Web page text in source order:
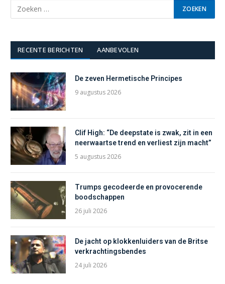
RECENTE BERICHTEN AANBEVOLEN
De zeven Hermetische Principes
9 augustus 2026
Clif High: “De deepstate is zwak, zit in een
neerwaartse trend en verliest zijn macht”
5 augustus 2026
Trumps gecodeerde en provocerende
boodschappen
26 juli 2026
De jacht op klokkenluiders van de Britse
verkrachtingsbendes
24 juli 2026